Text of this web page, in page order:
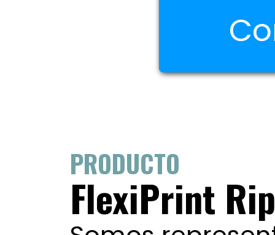
PRODUCTO
FlexiPrint Rip